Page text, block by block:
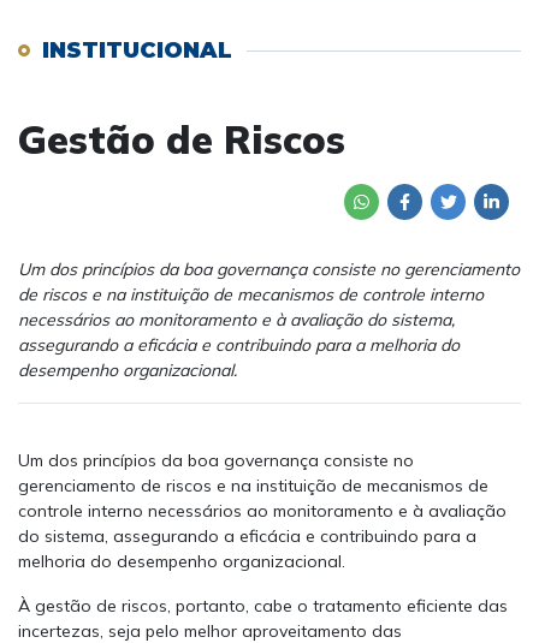
INSTITUCIONAL
Gestão de Riscos
Um dos princípios da boa governança consiste no gerenciamento
de riscos e na instituição de mecanismos de controle interno
necessários ao monitoramento e à avaliação do sistema,
assegurando a eficácia e contribuindo para a melhoria do
desempenho organizacional.
Um dos princípios da boa governança consiste no
gerenciamento de riscos e na instituição de mecanismos de
controle interno necessários ao monitoramento e à avaliação
do sistema, assegurando a eficácia e contribuindo para a
melhoria do desempenho organizacional.
À gestão de riscos, portanto, cabe o tratamento eficiente das
incertezas, seja pelo melhor aproveitamento das